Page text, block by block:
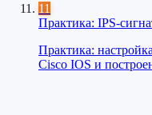
11
Практика: IPS-
Практика:
Cisco IOS и